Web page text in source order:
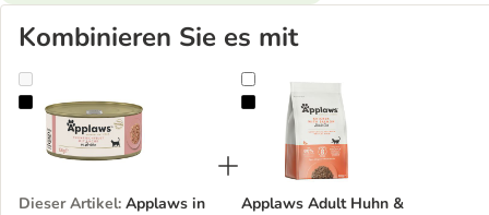
Kombinieren Sie es mit
Applaws in Brühe 6 x 156 g
Dieser Artikel: Applaws in
Applaws Adult Huhn & Lachs
Applaws Adult Huhn &